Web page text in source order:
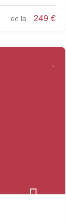
de la 249 €